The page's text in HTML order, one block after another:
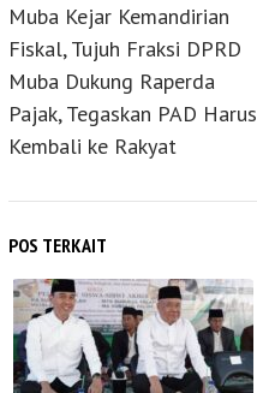
Muba Kejar Kemandirian
Fiskal, Tujuh Fraksi DPRD
Muba Dukung Raperda
Pajak, Tegaskan PAD Harus
Kembali ke Rakyat
POS TERKAIT